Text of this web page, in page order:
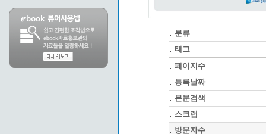
분류
태그
페이지수
등록날짜
본문검색
스크랩
방문자수